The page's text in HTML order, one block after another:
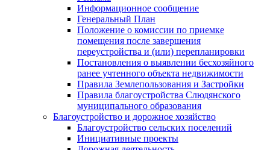
Информационное сообщение
Генеральный План
Положение о комиссии по приемке
помещения после завершения
переустройства и (или) перепланировки
Постановления о выявлении бесхозяйного
ранее учтенного объекта недвижимости
Правила Землепользования и Застройки
Правила благоустройства Слюдянского
муниципального образования
Благоустройство и дорожное хозяйство
Благоустройство сельских поселений
Инициативные проекты